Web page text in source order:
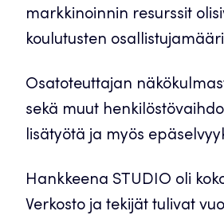
markkinoinnin resurssit
koulutusten
Osatoteuttajan
sekä muut
lisätyötä ja myös
Hankkeena STUDIO oli
Verkosto ja tekijät tulivat